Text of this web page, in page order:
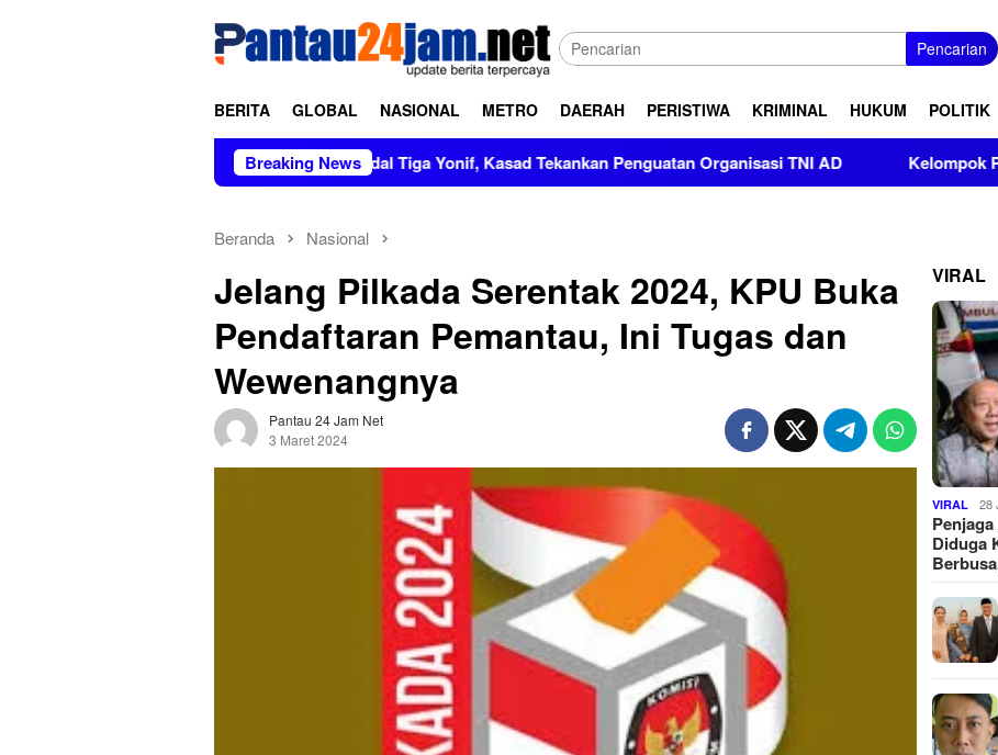
Pencarian
BERITA GLOBAL NASIONAL METRO DAERAH PERISTIWA KRIMINAL HUKUM POLITIK
Breaking News
Pimpin Sertijab dan Alih Kodal Tiga Yonif, Kasad Tekankan Penguatan Organisasi TNI AD Kelompok Pendukung
Beranda Nasional
Jelang Pilkada Serentak 2024, KPU Buka
Pendaftaran Pemantau, Ini Tugas dan
Wewenangnya
Pantau 24 Jam Net
3 Maret 2024
VIRAL
VIRAL 28
Diduga